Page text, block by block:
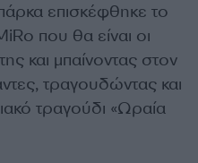
επισκέφθηκε το
που θα είναι οι
και μπαίνοντας στον
τραγουδώντας και
τραγούδι «Ωραία